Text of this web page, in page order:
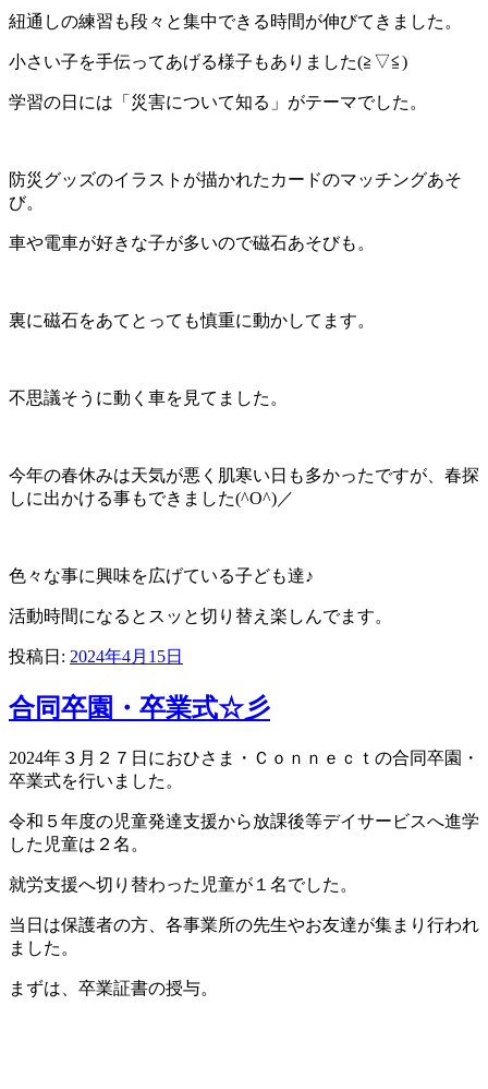
紐通しの練習も段々と集中できる時間が伸びてきました。
小さい子を手伝ってあげる様子もありました(≧▽≦)
学習の日には「災害について知る」がテーマでした。
防災グッズのイラストが描かれたカードのマッチングあそ
び。
車や電車が好きな子が多いので磁石あそびも。
裏に磁石をあてとっても慎重に動かしてます。
不思議そうに動く車を見てました。
今年の春休みは天気が悪く肌寒い日も多かったですが、春探
しに出かける事もできました(^O^)／
色々な事に興味を広げている子ども達♪
活動時間になるとスッと切り替え楽しんでます。
投稿日: 2024年4月15日
合同卒園・卒業式☆彡
2024年３月２７日におひさま・Ｃｏｎｎｅｃｔの合同卒園・
卒業式を行いました。
令和５年度の児童発達支援から放課後等デイサービスへ進学
した児童は２名。
就労支援へ切り替わった児童が１名でした。
当日は保護者の方、各事業所の先生やお友達が集まり行われ
ました。
まずは、卒業証書の授与。